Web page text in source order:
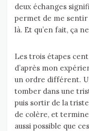
deux échanges
permet de me sentir
là. Et qu’en fait, ça
Les trois étapes
d’après mon
un ordre différent.
tomber dans une
puis sortir de la
de colère, et
aussi possible que